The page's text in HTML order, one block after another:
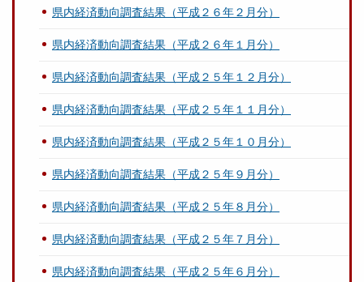
県内経済動向調査結果（平成２６年２月分）
県内経済動向調査結果（平成２６年１月分）
県内経済動向調査結果（平成２５年１２月分）
県内経済動向調査結果（平成２５年１１月分）
県内経済動向調査結果（平成２５年１０月分）
県内経済動向調査結果（平成２５年９月分）
県内経済動向調査結果（平成２５年８月分）
県内経済動向調査結果（平成２５年７月分）
県内経済動向調査結果（平成２５年６月分）